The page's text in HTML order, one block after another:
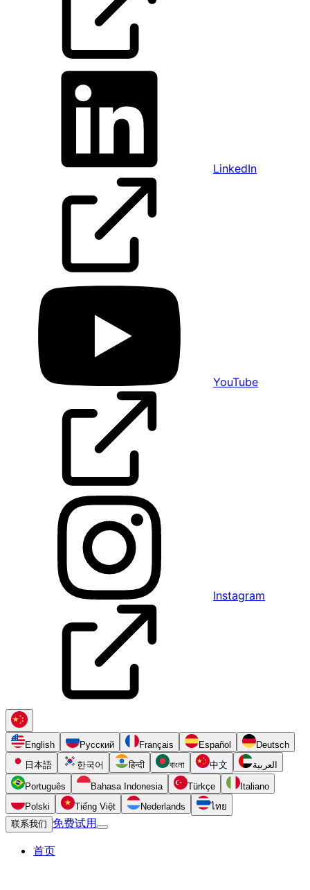
LinkedIn
YouTube
Instagram
English Русский Français Español
Deutsch
日本語
한국어 हिन्दी বাংলা 中文 العربية
Português Bahasa Indonesia Türkçe
Italiano
Polski
Tiếng Việt Nederlands
ไทย
联系我们
免费试用
首页